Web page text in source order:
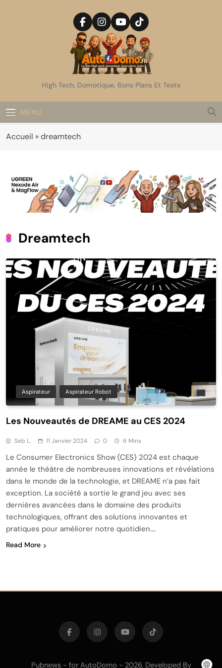
AutoDomo
High Tech, Domotique, Bons Plans Et Tests
MENU
Accueil »dreamtech
Dreamtech
Aspirateur Aspirateur Robot
Les Nouveautés de DREAME au CES 2024
Seb L. 11 Janvier 2024 0 6 Mins
Le Consumer Electronics Show (CES) 2024 est chaque
année le théâtre de nombreuses innovations et révélations
dans le monde de la technologie, et DREAME n’a pas fait
exception. La société a sortie le grand jeu avec ses
dernières avancées dans le domaine des produits
technologiques, offrant des solutions innovantes et
pratiques pour améliorer notre quotidien….
Read More
Pubnews - for AutoDomo - 2026. Developed By